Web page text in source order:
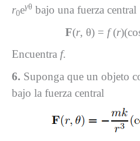
r0eγθ bajo una fuerza central
F(r, θ) = f(r
Encuentra f.
6. Suponga que un objeto
bajo la fuerza central